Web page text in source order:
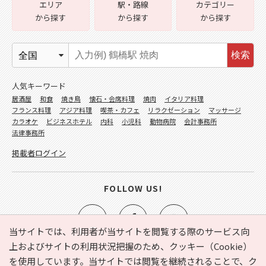
当サイトでは、利用者が当サイトを閲覧する際のサービス向
上およびサイトの利用状況把握のため、クッキー（Cookie）
を使用しています。当サイトでは閲覧を継続されることで、ク
e-NAVITA（イーナビタ）とは？ お気に入り ヘルプ
エリア
から探す
駅・路線
から探す
カテゴリー
から探す
検索
人気キーワード
居酒屋 和食 焼き鳥 懐石・会席料理 焼肉
イタリア料理
フランス料理
アジア料理 喫茶・カフェ リラクゼーション
マッサージ
カラオケ
ビジネスホテル 内科 小児科 動物病院
会計事務所
法律事務所
掲載者ログイン
FOLLOW US!